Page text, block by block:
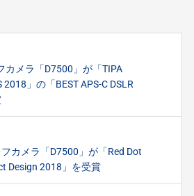
カメラ「D7500」が「TIPA
2018」の「BEST APS-C DSLR
カメラ「D7500」が「Red Dot
Design 2018」を受賞